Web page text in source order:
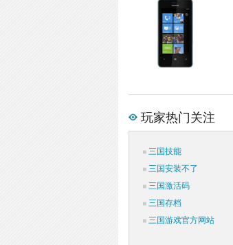
玩家热门关注
三国技能
三国安装不了
三国激活码
三国存档
三国游戏官方网站